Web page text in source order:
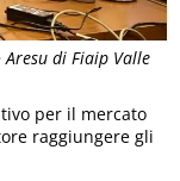
di Fiaip Valle
per il mercato
raggiungere gli